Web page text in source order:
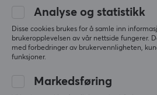
MU-MIMO
Farge
Svart
FORBINDELSE
Analyse og statistikk
Disse cookies brukes for å samle inn
brukeropplevelsen av vår nettside fungerer.
med forbedringer av brukervennligheten,
funksjoner.
Markedsføring